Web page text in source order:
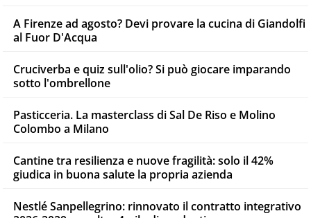
A Firenze ad agosto? Devi provare la cucina di Giandolfi
al Fuor D'Acqua
Cruciverba e quiz sull'olio? Si può giocare imparando
sotto l'ombrellone
Pasticceria. La masterclass di Sal De Riso e Molino
Colombo a Milano
Cantine tra resilienza e nuove fragilità: solo il 42%
giudica in buona salute la propria azienda
Nestlé Sanpellegrino: rinnovato il contratto integrativo